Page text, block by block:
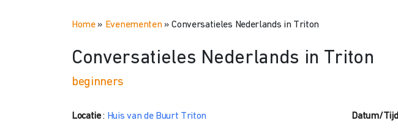
Home» Evenementen»Conversatieles Nederlands in Triton
Conversatieles Nederlands in Triton
beginners
Locatie: Huis van de Buurt Triton Datum/Tijd